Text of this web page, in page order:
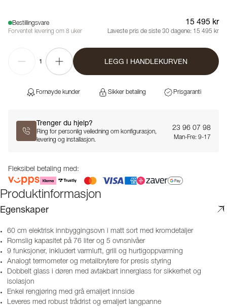
Bestillingsvare
Forventet levering om 8 uker
15 495 kr
Laveste pris de siste 30 dagene: 15 495 kr
1 LEGG I HANDLEKURVEN
Fornøyde kunder Sikker betaling Prisgaranti
Trenger du hjelp?
Ring for personlig veiledning om konfigurasjon,
levering og installasjon.
23 96 07 98
Man-Fre: 9-17
Fleksibel betaling med:
Produktinformasjon
Egenskaper
60 cm elektrisk innbyggingsovn i matt sort med kromdetaljer
Romslig kapasitet på 76 liter og 5 ovnsnivåer
9 funksjoner, inkludert varmluft, grill og hurtigoppvarming
Analogt termometer og metallbrytere for presis styring
Dobbelt glass i døren med avtakbart innerglass for sikkerhet og
isolasjon
Enkel rengjøring med grå emaljert innside
Leveres med robust trådrist og emaljert langpanne